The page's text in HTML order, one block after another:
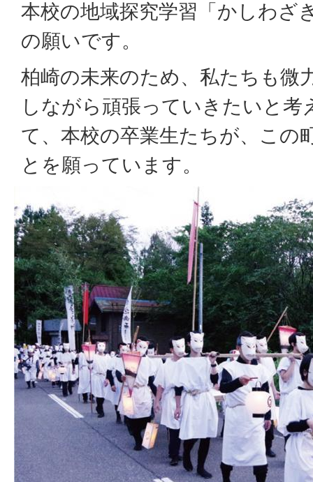
本校の地域探究学習「かしわざ
の願いです。
柏崎の未来のため、私たちも微
しながら頑張っていきたいと考
て、本校の卒業生たちが、この
とを願っています。